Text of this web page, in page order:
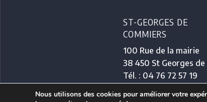
ST-GEORGES DE
COMMIERS
100 Rue de la mairie
38 450 St Georges de
Tél. : 04 76 72 57 19
CONTACT
Nous utilisons des cookies pour améliorer votre